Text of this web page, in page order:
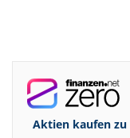
Aktien kaufen zu